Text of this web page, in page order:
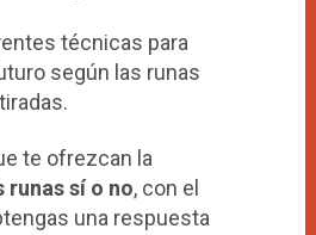
técnicas para
según las runas
te ofrezcan la
runas sí o no, con el
una respuesta